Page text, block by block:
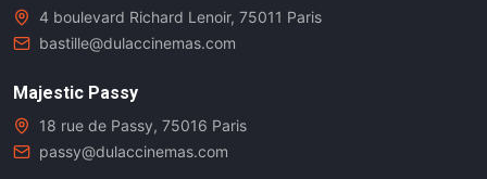
4 boulevard Richard Lenoir, 75011 Paris
bastille@dulaccinemas.com
Majestic Passy
18 rue de Passy, 75016 Paris
passy@dulaccinemas.com